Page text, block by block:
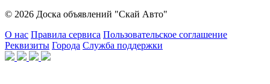
© 2026 Доска объявлений "Скай Авто"
О нас Правила сервиса Пользовательское соглашение
Реквизиты Города Служба поддержки